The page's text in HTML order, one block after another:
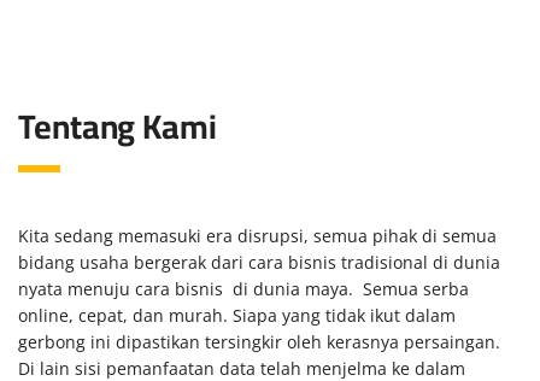
Tentang Kami
Kita sedang memasuki era disrupsi, semua pihak di semua
bidang usaha bergerak dari cara bisnis tradisional di dunia
nyata menuju cara bisnis di dunia maya. Semua serba
online, cepat, dan murah. Siapa yang tidak ikut dalam
gerbong ini dipastikan tersingkir oleh kerasnya persaingan.
Di lain sisi pemanfaatan data telah menjelma ke dalam